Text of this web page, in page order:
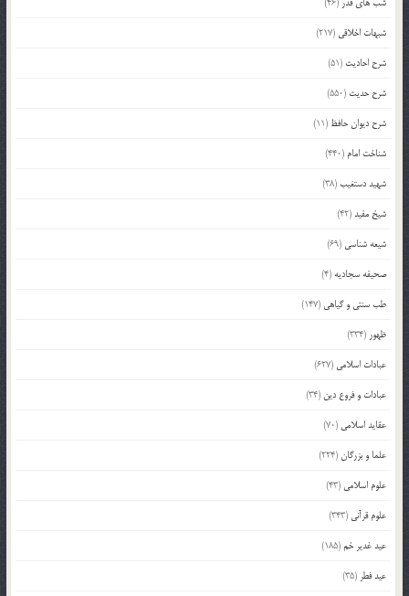
شبهات اخلاقی (217)
شرح احادیث (51)
شرح حدیث (550)
شرح دیوان حافظ (11)
شناخت امام (440)
شهید دستغیب(38)
شیخ مفید(42)
شیعه شناسی (69)
صحیفه سجادیه (4)
طب سنتی و گیاهی (147)
ظهور (334)
عبادات اسلامی (627)
عبادات و فروع دین (34)
عقاید اسلامی (70)
علما و بزرگان(224)
علوم اسلامی (43)
علوم قرآنی (343)
عید غدیر خم(185)
عید فطر (35)